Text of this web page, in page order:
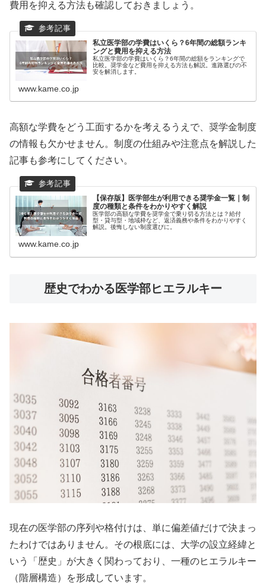
費用を抑える方法も確認しておきましょう。
私立医学部の学費はいくら？6年間の総額ランキ
ングと費用を抑える方法
私立医学部の学費はいくら？6年間の総額をランキングで
比較。奨学金など費用を抑える方法も解説。進路選びの不
安を解消します。
www.kame.co.jp
高額な学費をどう工面するかを考えるうえで、奨学金制度
の情報も欠かせません。制度の仕組みや注意点を解説した
記事も参考にしてください。
【保存版】医学部生が利用できる奨学金一覧｜制
度の種類と条件をわかりやすく解説
医学部の高額な学費を奨学金で乗り切る方法とは？給付
型・貸与型・地域枠など、返済義務や条件をわかりやすく
解説。後悔しない制度選びに。
www.kame.co.jp
歴史でわかる医学部ヒエラルキー
現在の医学部の序列や格付けは、単に偏差値だけで決まっ
たわけではありません。その根底には、大学の設立経緯と
いう「歴史」が大きく関わっており、一種のヒエラルキー
（階層構造）を形成しています。